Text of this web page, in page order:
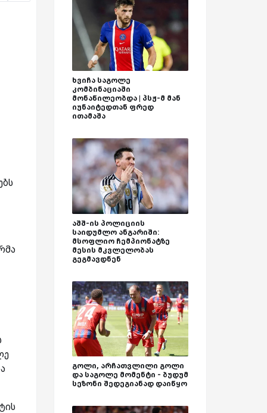
ხვიჩა საგოლე
კომბინაციაში
მონაწილეობდა | პსჟ-მ მან
იუნაიტედთან ფრედ
ითამაშა
აშშ-ის პოლიციის
საიდუმლო ანგარიში:
მსოფლიო ჩემპიონატზე
მესის მკვლელობას
გეგმავდნენ
გოლი, არჩათვლილი გოლი
და საგოლე მომენტი - ბუდუმ
სეზონი შედეგიანად დაიწყო